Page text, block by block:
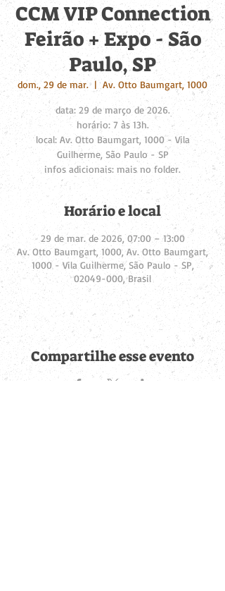
CCM VIP Connection
Feirão + Expo - São
Paulo, SP
dom., 29 de mar.
  |
Av. Otto Baumgart, 1000
data: 29 de março de 2026.
horário: 7 às 13h.
local: Av. Otto Baumgart, 1000 - Vila
Guilherme, São Paulo - SP
infos adicionais: mais no folder.
Horário e local
29 de mar. de 2026, 07:00 – 13:00
Av. Otto Baumgart, 1000, Av. Otto Baumgart,
1000 - Vila Guilherme, São Paulo - SP,
02049-000, Brasil
Compartilhe esse evento